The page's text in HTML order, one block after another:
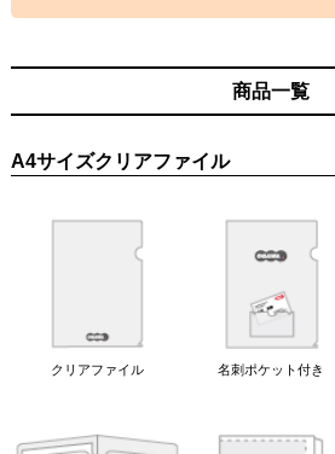
商品一覧
A4サイズクリアファイル
クリアファイル 名刺ポケット付き